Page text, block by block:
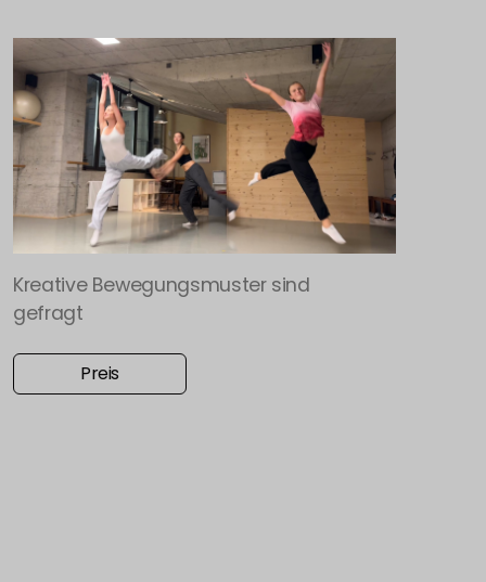
Kreative Bewegungsmuster sind
gefragt
Preis